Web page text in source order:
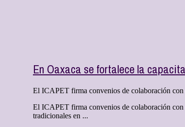
En Oaxaca se fortalece la
El ICAPET firma convenios de colaboración con
El ICAPET firma convenios de colaboración con
tradicionales en ...